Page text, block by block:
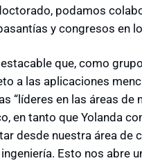
podamos
y congresos en
que, como
a las aplicaciones
“líderes en las áreas de
en tanto que Yolanda
desde nuestra área de
Esto nos abre